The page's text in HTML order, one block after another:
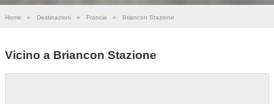
Home » Destinazioni » Francia » Briancon Stazione
Vicino a Briancon Stazione